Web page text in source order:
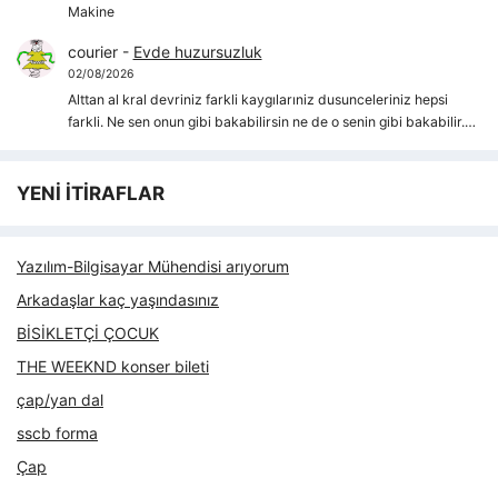
Makine
courier- Evde huzursuzluk
02/08/2026
Alttan al kral devriniz farkli kaygılarıniz dusunceleriniz hepsi
farkli. Ne sen onun gibi bakabilirsin ne de o senin gibi bakabilir.…
YENİ İTİRAFLAR
Yazılım-Bilgisayar Mühendisi arıyorum
Arkadaşlar kaç yaşındasınız
BİSİKLETÇİ ÇOCUK
THE WEEKND konser bileti
çap/yan dal
sscb forma
Çap